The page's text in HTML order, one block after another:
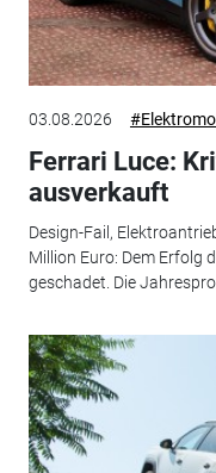
03.08.2026
Ferrari Luce:
ausverkauft
Design-Fail,
Million Euro: Dem Erfolg
geschadet. Die